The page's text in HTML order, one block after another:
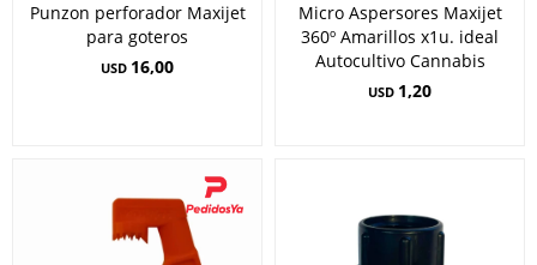
Punzon perforador Maxijet
para goteros
USD 16,00
Micro Aspersores Maxijet
360º Amarillos x1u. ideal
Autocultivo Cannabis
USD 1,20